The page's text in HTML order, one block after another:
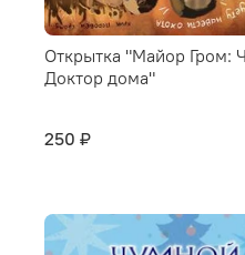
Открытка "Майор Гром:
Доктор дома"
250 ₽